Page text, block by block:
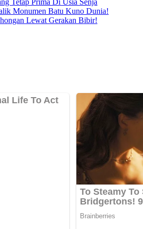
Tetap Prima Di Usia Senja
Monumen Batu Kuno Dunia!
Lewat Gerakan Bibir!